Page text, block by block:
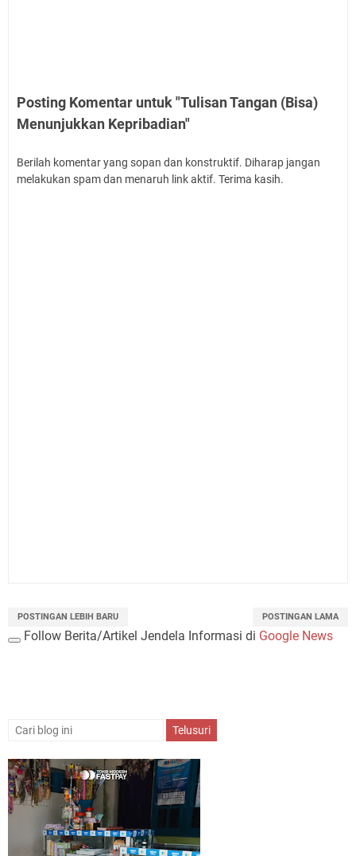
Posting Komentar untuk "Tulisan Tangan (Bisa)
Menunjukkan Kepribadian"
Berilah komentar yang sopan dan konstruktif. Diharap jangan
melakukan spam dan menaruh link aktif. Terima kasih.
POSTINGAN LEBIH BARU POSTINGAN LAMA
Follow Berita/Artikel Jendela Informasi di Google News